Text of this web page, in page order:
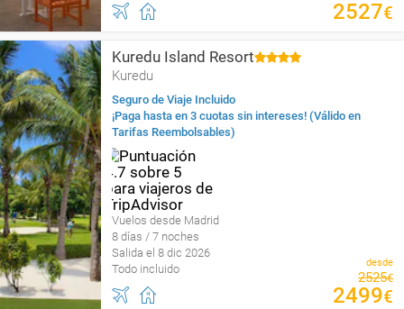
2527€
Kuredu Island Resort
Kuredu
Seguro de Viaje Incluido
¡Paga hasta en 3 cuotas sin intereses! (Válido en
Tarifas Reembolsables)
Vuelos desde Madrid
8 días / 7 noches
Salida el 8 dic 2026
Todo incluido
desde
2525€
2499€